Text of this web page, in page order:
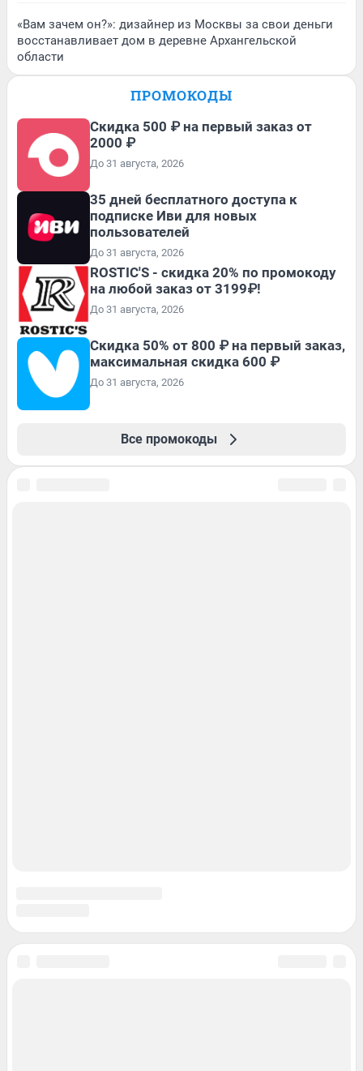
«Вам зачем он?»: дизайнер из Москвы за свои деньги
восстанавливает дом в деревне Архангельской
области
ПРОМОКОДЫ
Скидка 500 ₽ на первый заказ от
2000 ₽
До 31 августа, 2026
35 дней бесплатного доступа к
подписке Иви для новых
пользователей
До 31 августа, 2026
ROSTIC'S - скидка 20% по промокоду
на любой заказ от 3199₽!
До 31 августа, 2026
Скидка 50% от 800 ₽ на первый заказ,
максимальная скидка 600 ₽
До 31 августа, 2026
Все промокоды